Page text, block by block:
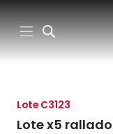
Ir
al
contenido
Lote C3123
Lote x5